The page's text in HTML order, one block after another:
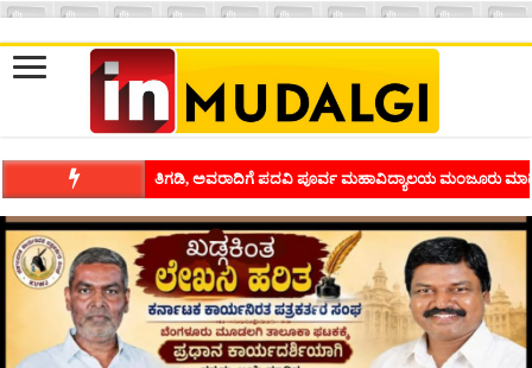
ಶಿವಾಪುರದಲ್ಲಿ ಕವಿಗೋಷ್ಠಿಯ ಸಂಭ್ರಮ ಭಾವನೆಗಳನ್ನು ಕಟ್ಟಿಕೊಡುವ